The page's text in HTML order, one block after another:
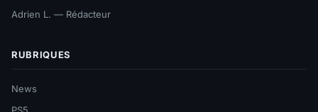
Adrien L. — Rédacteur
RUBRIQUES
News